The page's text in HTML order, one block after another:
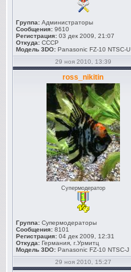
Группа: Администраторы
Сообщения: 9610
Регистрация: 03 дек 2009, 21:07
Откуда: СССР
Модель 3DO: Panasonic FZ-10 NTSC-U
29 ноя 2010, 13:39
ross_nikitin
Супермодератор
Группа: Супермодераторы
Сообщения: 8101
Регистрация: 04 дек 2009, 12:31
Откуда: Германия, г.Урмитц
Модель 3DO: Panasonic FZ-10 NTSC-J
29 ноя 2010, 15:27